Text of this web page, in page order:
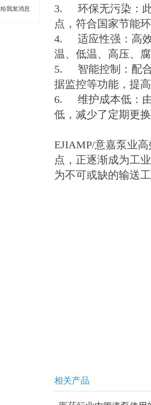
3.
环保无污染：
点，符合国家节能
4.
适应性强：高
温、低温、高压、
5.
智能控制：配
据监控等功能，提
6.
维护成本低：
低，减少了定期更
EJIAMP/意嘉泵业
点，正逐渐成为工
为不可或缺的输送
相关产品